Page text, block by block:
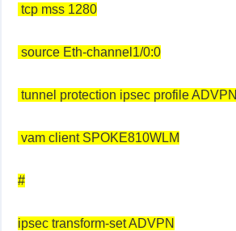
tcp mss 1280
source Eth-channel1/0:0
tunnel protection ipsec profile ADVPN
vam client SPOKE810WLM
#
ipsec transform-set ADVPN